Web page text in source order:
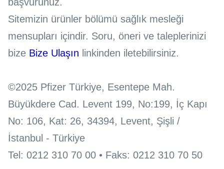
Sitemizin ürünler bölümü sağlık mesleği
mensupları içindir. Soru, öneri ve taleplerinizi
bize Bize Ulaşın linkinden iletebilirsiniz.
©2025 Pfizer Türkiye, Esentepe Mah.
Büyükdere Cad. Levent 199, No:199, İç Kapı
No: 106, Kat: 26, 34394, Levent, Şişli /
İstanbul - Türkiye
Tel: 0212 310 70 00 • Faks: 0212 310 70 50